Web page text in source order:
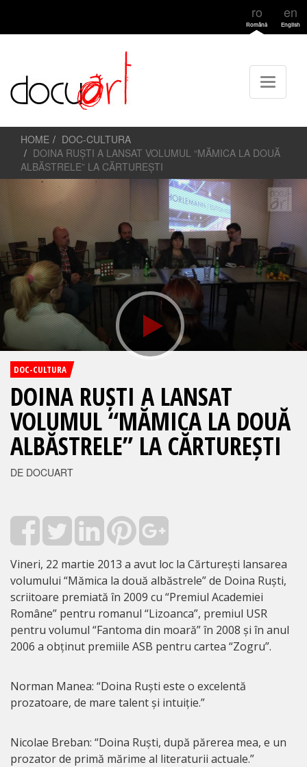
ro
Română
en
English
HOME
DOC-CULTURA
DOINA RUȘTI A LANSAT VOLUMUL “MĂMICA LA DOUĂ
ALBĂSTRELE” LA CĂRTUREȘTI
DOC-CULTURA
DOINA RUȘTI A LANSAT
VOLUMUL “MĂMICA LA DOUĂ
ALBĂSTRELE” LA CĂRTUREȘTI
DE DOCUART
Vineri, 22 martie 2013 a avut loc la Cărturești lansarea
volumului “Mămica la două albăstrele” de Doina Ruști,
scriitoare premiată în 2009 cu “Premiul Academiei
Române” pentru romanul “Lizoanca”, premiul USR
pentru volumul “Fantoma din moară” în 2008 și în anul
2006 a obținut premiile ASB pentru cartea “Zogru”.
Norman Manea: “Doina Ruști este o excelentă
prozatoare, de mare talent și intuiție.”
Nicolae Breban: “Doina Ruști, după părerea mea, e un
prozator de primă mărime al literaturii actuale.”